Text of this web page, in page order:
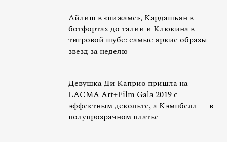
Айлиш в «пижаме», Кардашьян в
ботфортах до талии и Клюкина в
тигровой шубе: самые яркие образы
звезд за неделю
Девушка Ди Каприо пришла на
LACMA Art+Film Gala 2019 с
эффектным декольте, а Кэмпбелл — в
полупрозрачном платье